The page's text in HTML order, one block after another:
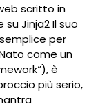
scritto in
Jinja2 Il suo
per
come un
è
più serio,